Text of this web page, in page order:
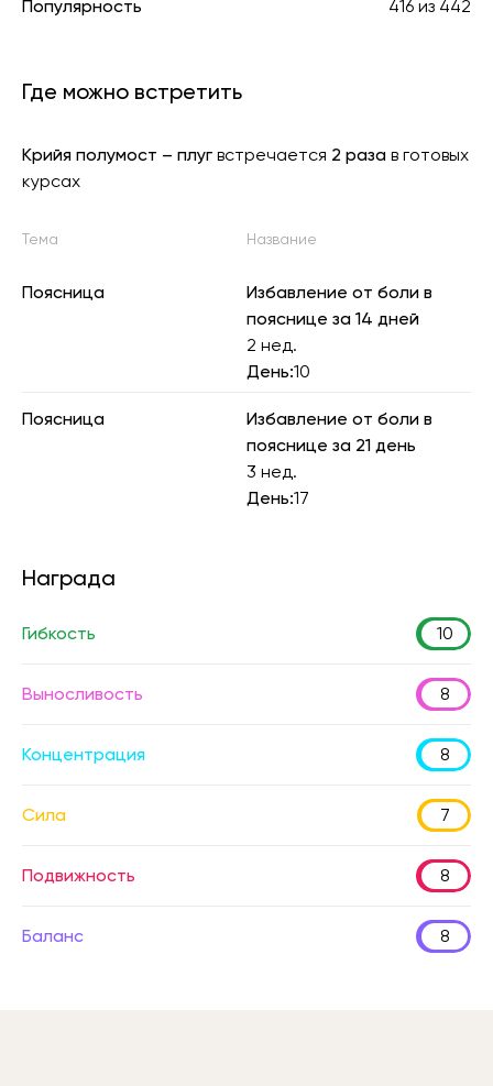
Популярность 416 из 442
Где можно встретить
Крийя полумост – плуг встречается 2 раза в готовых
курсах
Тема Название
Поясница
Избавление от боли в
пояснице за 14 дней
2 нед.
День:10
Поясница
Избавление от боли в
пояснице за 21 день
3 нед.
День:17
Награда
Гибкость 10
Выносливость 8
Концентрация 8
Сила 7
Подвижность 8
Баланс 8